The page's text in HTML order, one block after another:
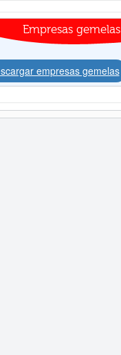
Empresas gemelas
empresas gemelas